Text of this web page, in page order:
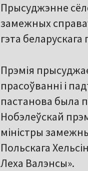
Прысуджэнне
замежных
гэта
Прэмія
прасоўванні і
пастанова была
Нобэлеўскай
міністры
Польскага
Леха Валэнсы».